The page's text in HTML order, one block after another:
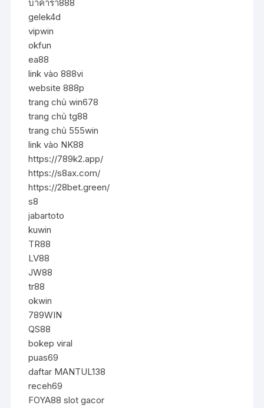
บาคาร่า888
gelek4d
vipwin
okfun
ea88
link vào 888vi
website 888p
trang chủ win678
trang chủ tg88
trang chủ 555win
link vào NK88
https://789k2.app/
https://s8ax.com/
https://28bet.green/
s8
jabartoto
kuwin
TR88
LV88
JW88
tr88
okwin
789WIN
QS88
bokep viral
puas69
daftar MANTUL138
receh69
FOYA88 slot gacor